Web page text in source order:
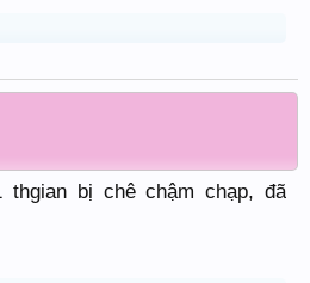
bị chê chậm chạp, đã